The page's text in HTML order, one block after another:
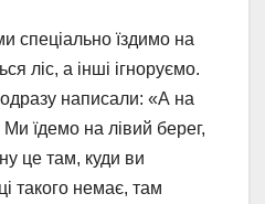
їздимо на
ліс, а інші ігноруємо.
написали: «А на
Ми їдемо на лівий берег,
це там, куди ви
такого немає, там